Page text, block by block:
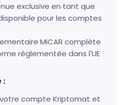
exclusive en tant que
pour les comptes
MiCAR complète
réglementée dans l'UE
:
compte Kriptomat et